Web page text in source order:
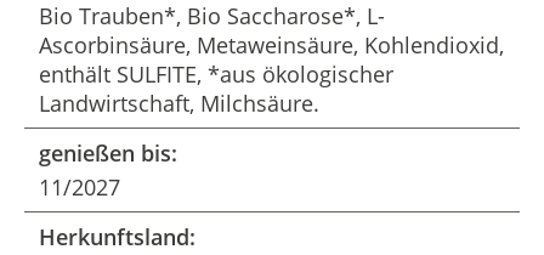
Bio Trauben*, Bio Saccharose*, L-
Ascorbinsäure, Metaweinsäure, Kohlendioxid,
enthält SULFITE, *aus ökologischer
Landwirtschaft, Milchsäure.
genießen bis:
11/2027
Herkunftsland: